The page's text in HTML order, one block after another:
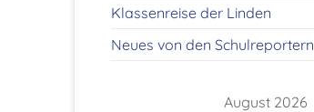
Klassenreise der Linden
Neues von den Schulreportern
August 2026